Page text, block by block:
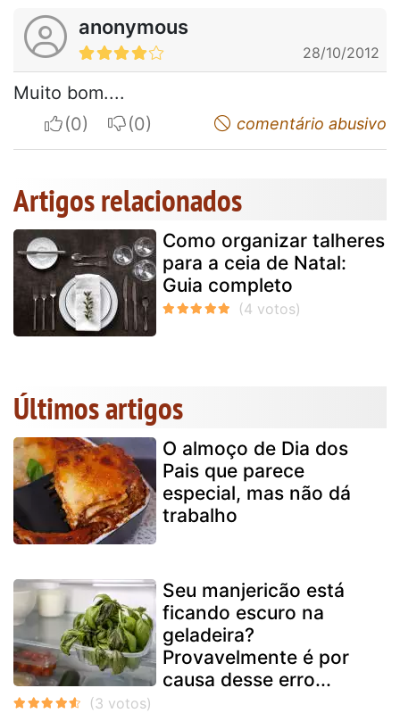
anonymous
28/10/2012
Muito bom....
I apreciateI do not appreciatecomentário abusivo
Artigos relacionados
Como organizar talheres
para a ceia de Natal:
Guia completo
Últimos artigos
O almoço de Dia dos
Pais que parece
especial, mas não dá
trabalho
Seu manjericão está
ficando escuro na
geladeira?
Provavelmente é por
causa desse erro...